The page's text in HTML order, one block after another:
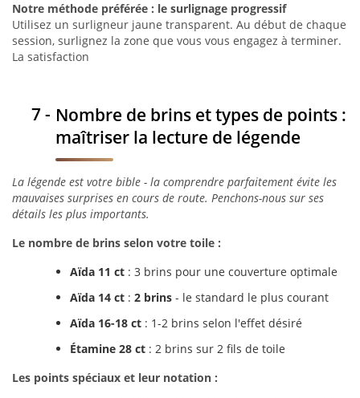
Notre méthode préférée : le surlignage progressif
Utilisez un surligneur jaune transparent. Au début de chaque
session, surlignez la zone que vous vous engagez à terminer.
La satisfaction
Nombre de brins et types de points :
maîtriser la lecture de légende
La légende est votre bible - la comprendre parfaitement évite les
mauvaises surprises en cours de route. Penchons-nous sur ses
détails les plus importants.
Le nombre de brins selon votre toile :
Aïda 11 ct : 3 brins pour une couverture optimale
Aïda 14 ct : 2 brins - le standard le plus courant
Aïda 16-18 ct : 1-2 brins selon l'effet désiré
Étamine 28 ct : 2 brins sur 2 fils de toile
Les points spéciaux et leur notation :